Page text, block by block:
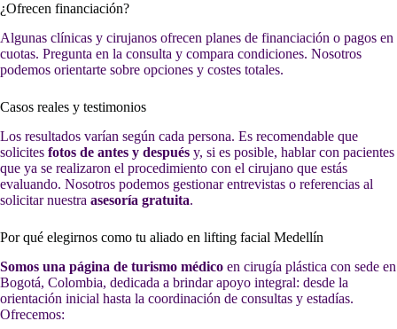
¿Ofrecen financiación?
Algunas clínicas y cirujanos ofrecen planes de financiación o pagos en
cuotas. Pregunta en la consulta y compara condiciones. Nosotros
podemos orientarte sobre opciones y costes totales.
Casos reales y testimonios
Los resultados varían según cada persona. Es recomendable que
solicites fotos de antes y después y, si es posible, hablar con pacientes
que ya se realizaron el procedimiento con el cirujano que estás
evaluando. Nosotros podemos gestionar entrevistas o referencias al
solicitar nuestra asesoría gratuita.
Por qué elegirnos como tu aliado en lifting facial Medellín
Somos una página de turismo médico en cirugía plástica con sede en
Bogotá, Colombia, dedicada a brindar apoyo integral: desde la
orientación inicial hasta la coordinación de consultas y estadías.
Ofrecemos: